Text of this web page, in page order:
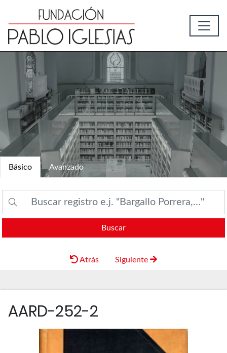
Básico Avanzado
Buscar
Atrás Siguiente
AARD-252-2